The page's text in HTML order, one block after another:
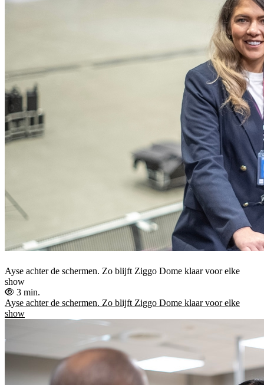
Ayse achter de schermen. Zo blijft Ziggo Dome klaar voor elke
show
3 min.
Ayse achter de schermen. Zo blijft Ziggo Dome klaar voor elke
show